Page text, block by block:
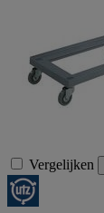
Vergelijken